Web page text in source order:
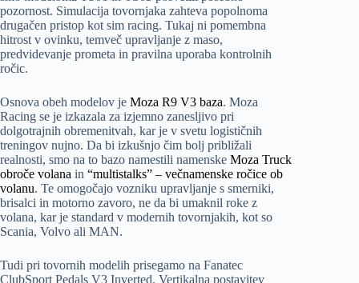
pozornost. Simulacija tovornjaka zahteva popolnoma
drugačen pristop kot sim racing. Tukaj ni pomembna
hitrost v ovinku, temveč upravljanje z maso,
predvidevanje prometa in pravilna uporaba kontrolnih
ročic.
Osnova obeh modelov je Moza R9 V3 baza. Moza
Racing se je izkazala za izjemno zanesljivo pri
dolgotrajnih obremenitvah, kar je v svetu logističnih
treningov nujno. Da bi izkušnjo čim bolj približali
realnosti, smo na to bazo namestili namenske Moza Truck
obroče volana in “multistalks” – večnamenske ročice ob
volanu. Te omogočajo vozniku upravljanje s smerniki,
brisalci in motorno zavoro, ne da bi umaknil roke z
volana, kar je standard v modernih tovornjakih, kot so
Scania, Volvo ali MAN.
Tudi pri tovornih modelih prisegamo na Fanatec
ClubSport Pedals V3 Inverted. Vertikalna postavitev